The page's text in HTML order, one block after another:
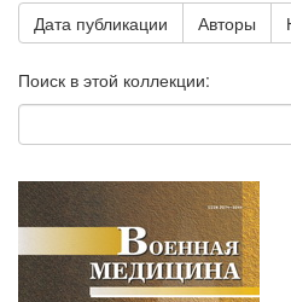
Дата публикации Авторы
Поиск в этой коллекции: